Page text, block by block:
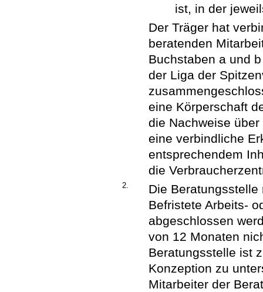
ist, in der
Der Träger hat
beratenden
Buchstaben a und
der Liga der
eine Körperschaft
die Nachweise
eine verbindliche
entsprechendem
die
2.
Die
Befristete Arbeits-
abgeschlossen
von 12 Monaten
Beratungsstelle ist
Konzeption zu
Mitarbeiter der